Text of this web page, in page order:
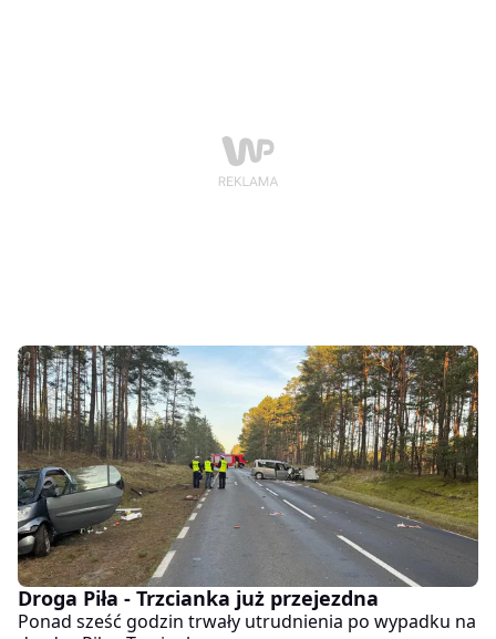
Droga Piła - Trzcianka już przejezdna
Ponad sześć godzin trwały utrudnienia po wypadku na